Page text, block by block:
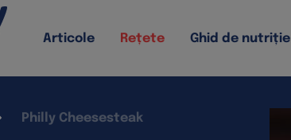
Articole Rețete Ghid de nutriție
Philly Cheesesteak